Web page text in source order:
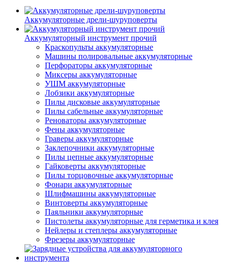
Аккумуляторные дрели-шуруповерты
Аккумуляторный инструмент прочий
Краскопульты аккумуляторные
Машины полировальные аккумуляторные
Перфораторы аккумуляторные
Миксеры аккумуляторные
УШМ аккумуляторные
Лобзики аккумуляторные
Пилы дисковые аккумуляторные
Пилы сабельные аккумуляторные
Реноваторы аккумуляторные
Фены аккумуляторные
Граверы аккумуляторные
Заклепочники аккумуляторные
Пилы цепные аккумуляторные
Гайковерты аккумуляторные
Пилы торцовочные аккумуляторные
Фонари аккумуляторные
Шлифмашины аккумуляторные
Винтоверты аккумуляторные
Паяльники аккумуляторные
Пистолеты аккумуляторные для герметика и клея
Нейлеры и степлеры аккумуляторные
Фрезеры аккумуляторные